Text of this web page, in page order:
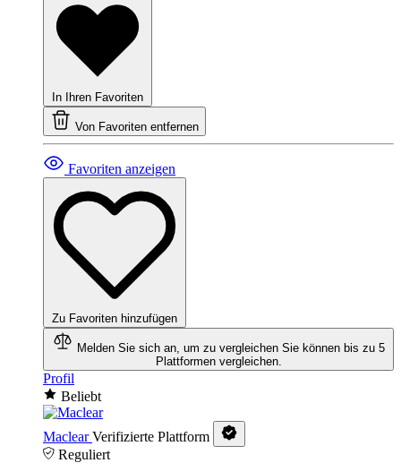
In Ihren Favoriten
Von Favoriten entfernen
Favoriten anzeigen
Zu Favoriten hinzufügen
Melden Sie sich an, um zu vergleichen Sie können bis zu 5
Plattformen vergleichen.
Profil
Beliebt
Maclear Verifizierte Plattform
Reguliert